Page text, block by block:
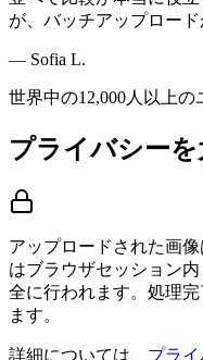
が、バッチアップロー
— Sofia L.
世界中の12,000人以上の
プライバシー
アップロードされた画
はブラウザセッション
全に行われます。処理
ます。
詳細については、 プラ